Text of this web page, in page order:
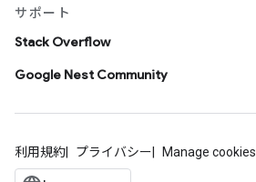
サポート
Stack Overflow
Google Nest Community
利用規約 プライバシー Manage cookies